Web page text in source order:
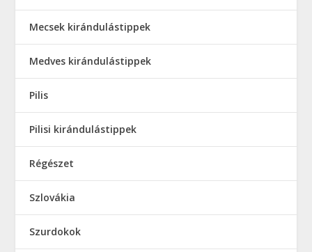
Mecsek kirándulástippek
Medves kirándulástippek
Pilis
Pilisi kirándulástippek
Régészet
Szlovákia
Szurdokok